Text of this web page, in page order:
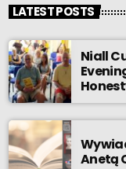
LATEST POSTS
Niall
Anetą